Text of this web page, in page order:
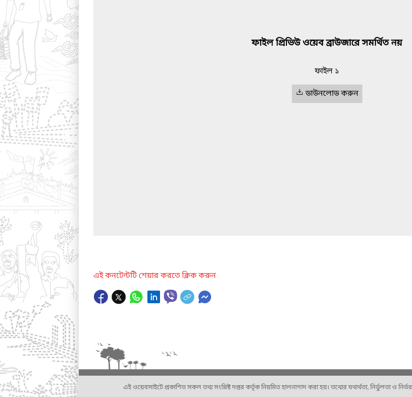
ফাইল প্রিভিউ ওয়েব ব্রাউজারে সমর্থিত নয়
ফাইল ১
ডাউনলোড করুন
এই কনটেন্টটি শেয়ার করতে ক্লিক করুন
এই ওয়েবসাইটে প্রকাশিত সকল তথ্য সংশ্লিষ্ট দপ্তর কর্তৃক নিয়মিত হালনাগাদ করা হয়। তথ্যের যথার্থতা, নির্ভুলতা ও